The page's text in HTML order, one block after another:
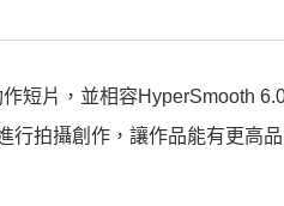
短片，並相容HyperSmooth
行拍攝創作，讓作品能有更高